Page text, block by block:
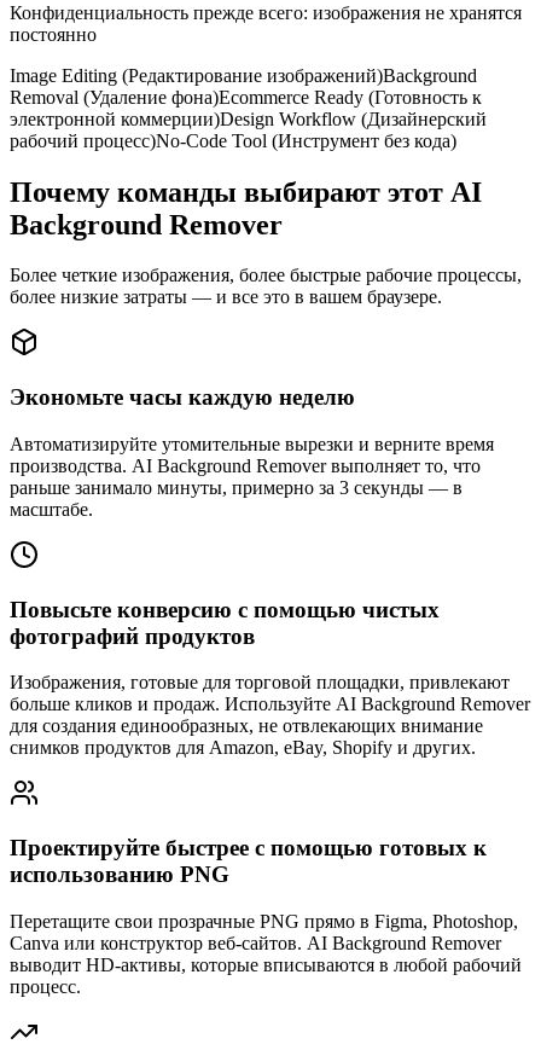
Конфиденциальность прежде всего: изображения не хранятся
постоянно
Image Editing (Редактирование изображений)Background
Removal (Удаление фона)Ecommerce Ready (Готовность к
электронной коммерции)Design Workflow (Дизайнерский
рабочий процесс)No-Code Tool (Инструмент без кода)
Почему команды выбирают этот AI
Background Remover
Более четкие изображения, более быстрые рабочие процессы,
более низкие затраты — и все это в вашем браузере.
Экономьте часы каждую неделю
Автоматизируйте утомительные вырезки и верните время
производства. AI Background Remover выполняет то, что
раньше занимало минуты, примерно за 3 секунды — в
масштабе.
Повысьте конверсию с помощью чистых
фотографий продуктов
Изображения, готовые для торговой площадки, привлекают
больше кликов и продаж. Используйте AI Background Remover
для создания единообразных, не отвлекающих внимание
снимков продуктов для Amazon, eBay, Shopify и других.
Проектируйте быстрее с помощью готовых к
использованию PNG
Перетащите свои прозрачные PNG прямо в Figma, Photoshop,
Canva или конструктор веб-сайтов. AI Background Remover
выводит HD-активы, которые вписываются в любой рабочий
процесс.